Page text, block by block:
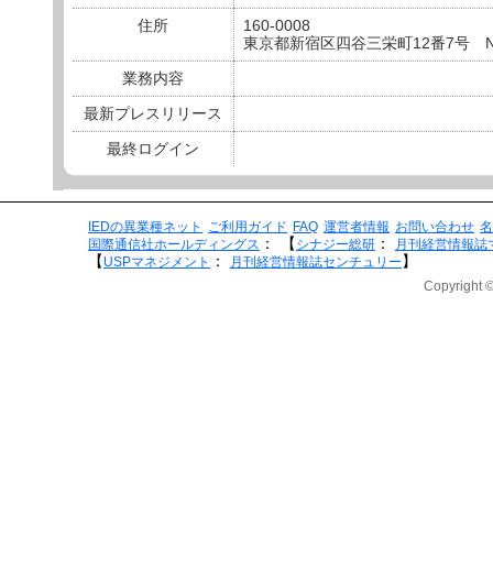
住所
160-0008
東京都新宿区四谷三栄町12番7号
業務内容
最新プレスリリース
最終ログイン
IEDの異業種ネット ご利用ガイド FAQ 運営者情報 お問い合わせ
国際通信社ホールディングス ： 【 シナジー総研 ： 月刊経営情報誌
【 USPマネジメント ： 月刊経営情報誌センチュリー 】
Copyright